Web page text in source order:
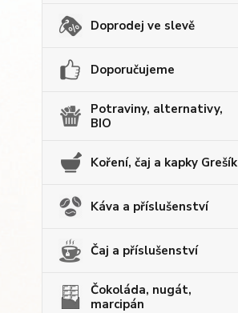
Doprodej ve slevě
Doporučujeme
Potraviny, alternativy,
BIO
Koření, čaj a kapky Grešík
Káva a příslušenství
Čaj a příslušenství
Čokoláda, nugát,
marcipán